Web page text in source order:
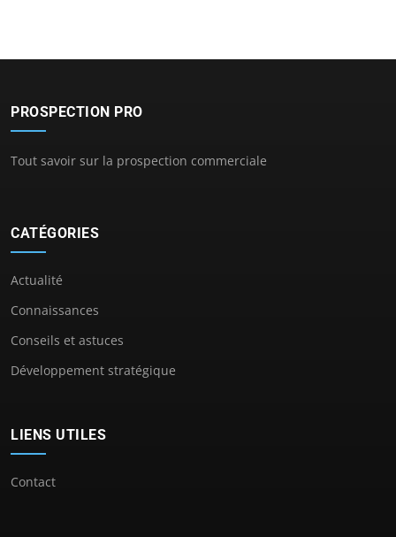
PROSPECTION PRO
Tout savoir sur la prospection commerciale
CATÉGORIES
Actualité
Connaissances
Conseils et astuces
Développement stratégique
LIENS UTILES
Contact